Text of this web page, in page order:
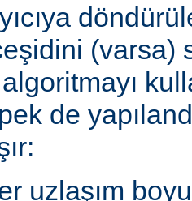
(varsa)
de
uzlaşım